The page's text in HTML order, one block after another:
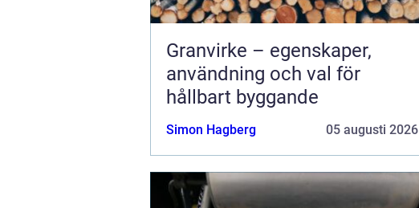
Granvirke – egenskaper,
användning och val för
hållbart byggande
Simon Hagberg 05 augusti 2026